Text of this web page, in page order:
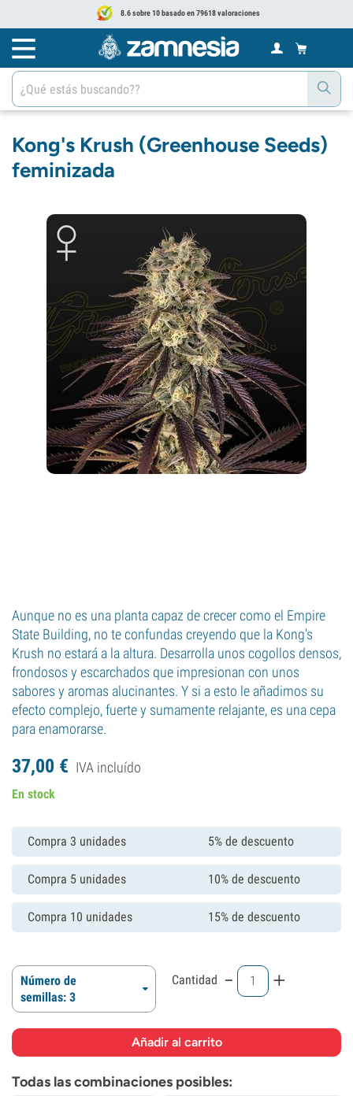
8.6 sobre 10 basado en 79618 valoraciones
Kong's Krush (Greenhouse Seeds)
feminizada
Aunque no es una planta capaz de crecer como el Empire
State Building, no te confundas creyendo que la Kong's
Krush no estará a la altura. Desarrolla unos cogollos densos,
frondosos y escarchados que impresionan con unos
sabores y aromas alucinantes. Y si a esto le añadimos su
efecto complejo, fuerte y sumamente relajante, es una cepa
para enamorarse.
37,00 € IVA incluído
En stock
Compra 3 unidades 5% de descuento
Compra 5 unidades 10% de descuento
Compra 10 unidades 15% de descuento
Número de
semillas: 3
Cantidad - +
Todas las combinaciones posibles: